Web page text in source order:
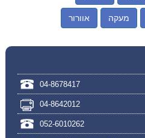
מעקה אוורור
04-8678417
04-8642012
052-6010262